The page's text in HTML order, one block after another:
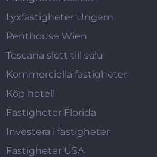
Lyxfastigheter Ungern
Penthouse Wien
Toscana slott till salu
Kommerciella fastigheter
Köp hotell
Fastigheter Florida
Investera i fastigheter
Fastigheter USA